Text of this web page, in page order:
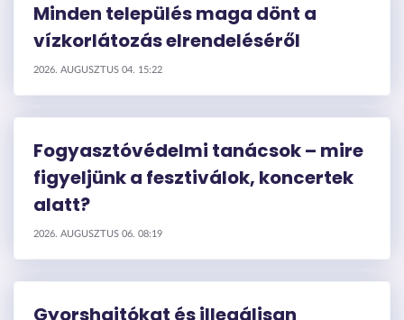
Minden település maga dönt a
vízkorlátozás elrendeléséről
2026. AUGUSZTUS 04. 15:22
Fogyasztóvédelmi tanácsok – mire
figyeljünk a fesztiválok, koncertek
alatt?
2026. AUGUSZTUS 06. 08:19
Gyorshajtókat és illegálisan